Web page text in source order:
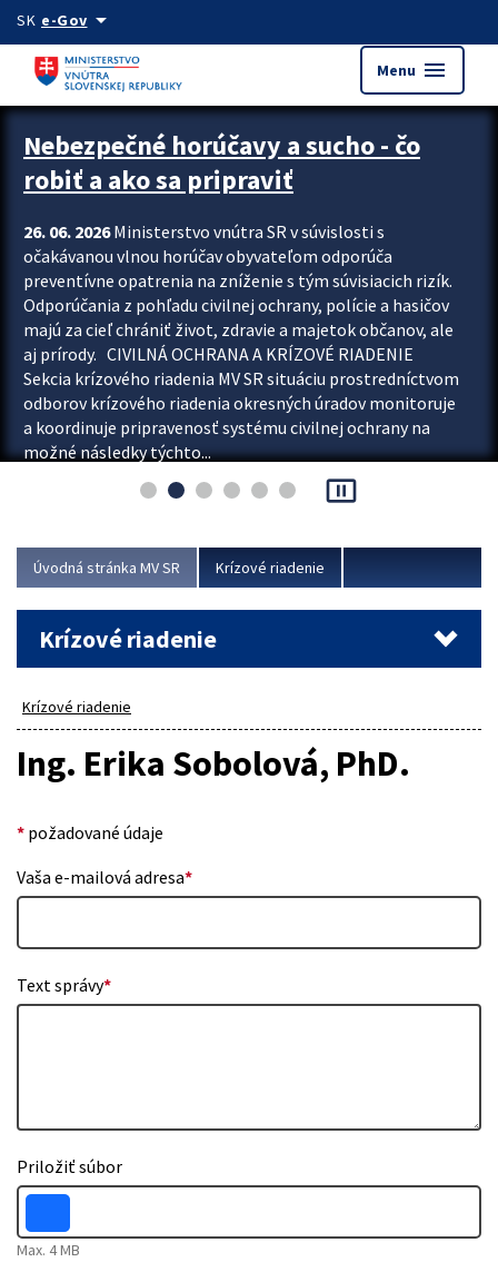
Preskocit na hlavný obsah
SK e-Govarrow_drop_down
Menu menu
Zastavit automatický posun upútavok
Nebezpečné horúčavy a sucho - čo
robiť a ako sa pripraviť
26. 06. 2026Ministerstvo vnútra SR v súvislosti s
očakávanou vlnou horúčav obyvateľom odporúča
preventívne opatrenia na zníženie s tým súvisiacich rizík.
Odporúčania z pohľadu civilnej ochrany, polície a hasičov
majú za cieľ chrániť život, zdravie a majetok občanov, ale
aj prírody. CIVILNÁ OCHRANA A KRÍZOVÉ RIADENIE
Sekcia krízového riadenia MV SR situáciu prostredníctvom
odborov krízového riadenia okresných úradov monitoruje
a koordinuje pripravenosť systému civilnej ochrany na
možné následky týchto...
pause_presentation
Úvodná stránka MV SR Krízové riadenie
Krízové riadenie
Krízové riadenie
Ing. Erika Sobolová, PhD.
* požadované údaje
Vaša e-mailová adresa*
Text správy*
Priložiť súbor
Max. 4 MB